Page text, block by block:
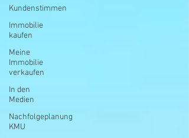
Kundenstimmen
Immobilie
kaufen
Meine
Immobilie
verkaufen
In den
Medien
Nachfolgeplanung
KMU